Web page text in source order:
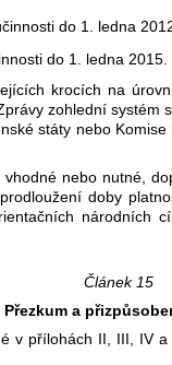
do 1. ledna
do 1. ledna 2015.
krocích na
zohlední systém
státy nebo
nebo nutné,
doby
národních
Článek 15
Přezkum a
přílohách II, III, IV